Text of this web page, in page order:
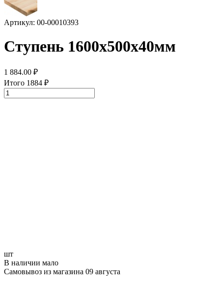
Артикул: 00-00010393
Ступень 1600х500х40мм
1 884.00 ₽
Итого 1884 ₽
шт
В наличии мало
Самовывоз из магазина 09 августа